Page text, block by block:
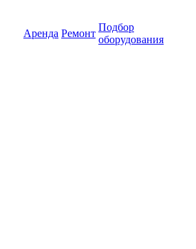
Аренда Ремонт
Подбор
оборудования